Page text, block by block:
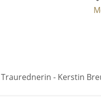
- Kerstin